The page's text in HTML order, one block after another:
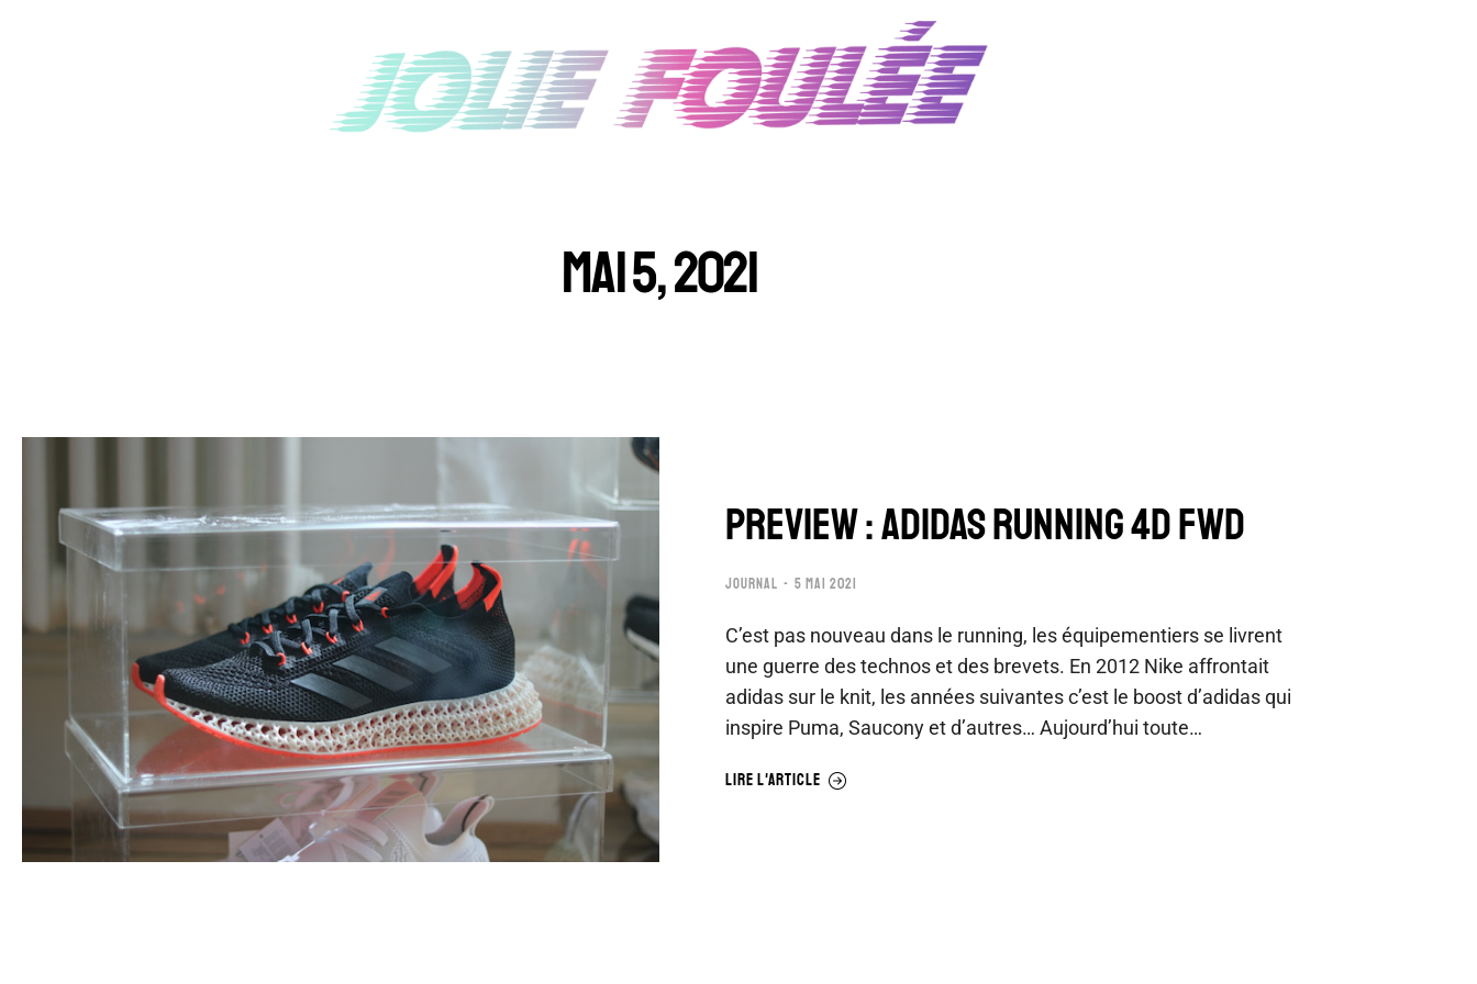
MAI 5, 2021
PREVIEW : ADIDAS RUNNING 4D FWD
JOURNAL 5 MAI 2021
C’est pas nouveau dans le running, les équipementiers se livrent
une guerre des technos et des brevets. En 2012 Nike affrontait
adidas sur le knit, les années suivantes c’est le boost d’adidas qui
inspire Puma, Saucony et d’autres… Aujourd’hui toute…
LIRE L'ARTICLE